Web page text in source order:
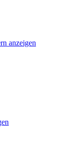
anzeigen